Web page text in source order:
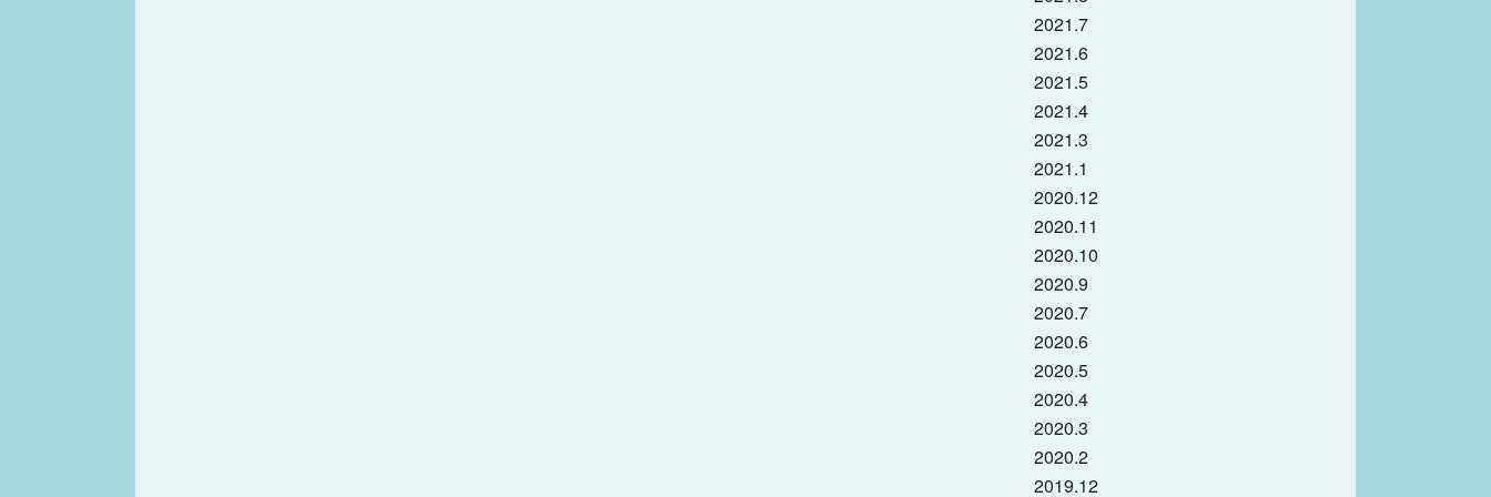
2021.7
2021.6
2021.5
2021.4
2021.3
2021.1
2020.12
2020.11
2020.10
2020.9
2020.7
2020.6
2020.5
2020.4
2020.3
2020.2
2019.12